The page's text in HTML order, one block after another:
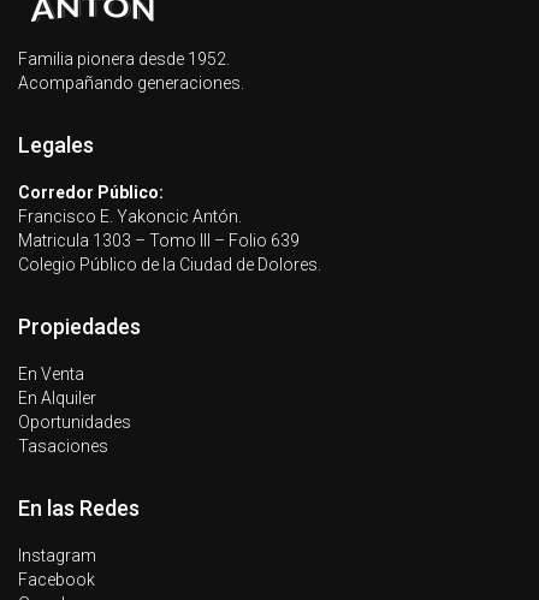
Familia pionera desde 1952.
Acompañando generaciones.
Legales
Corredor Público:
Francisco E. Yakoncic Antón.
Matricula 1303 – Tomo III – Folio 639
Colegio Público de la Ciudad de Dolores.
Propiedades
En Venta
En Alquiler
Oportunidades
Tasaciones
En las Redes
Instagram
Facebook